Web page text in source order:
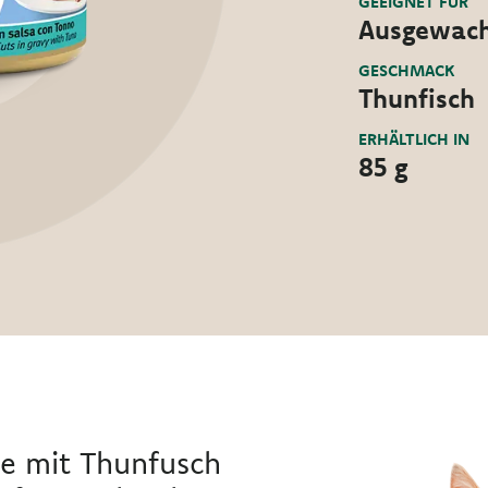
GESCHMACK
Thunfisch
ERHÄLTLICH IN
85 g
mit Thunfusch